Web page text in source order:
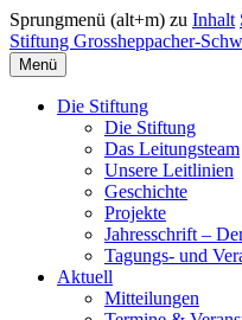
Sprungmenü (alt+m) zu Inhalt
Stiftung Grossheppacher-
Menü
Die Stiftung
Die Stiftung
Das Leitungsteam
Unsere Leitlinien
Geschichte
Projekte
Jahresschrift –
Tagungs- und
Aktuell
Mitteilungen